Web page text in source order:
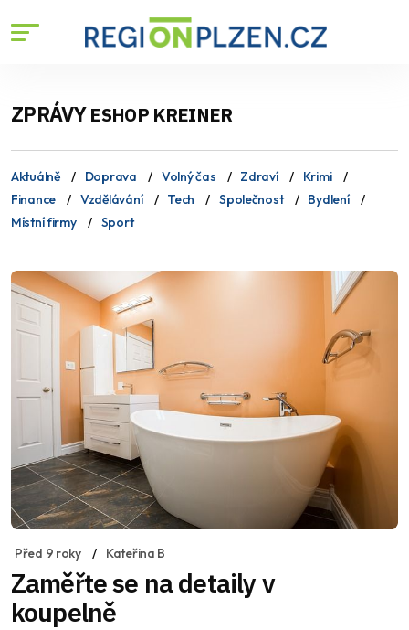
ZPRÁVYESHOP KREINER
Aktuálně Doprava Volný čas Zdraví
Krimi
Finance
Vzdělávání Tech Společnost
Bydlení
Místní firmy
Sport
Před 9 roky Kateřina B
Zaměřte se na detaily v
koupelně